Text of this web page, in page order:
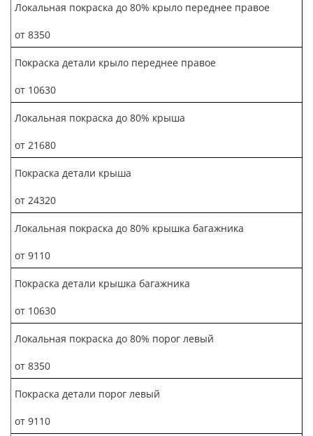
Локальная покраска до 80% крыло переднее правое
от 8350
Покраска детали крыло переднее правое
от 10630
Локальная покраска до 80% крыша
от 21680
Покраска детали крыша
от 24320
Локальная покраска до 80% крышка багажника
от 9110
Покраска детали крышка багажника
от 10630
Локальная покраска до 80% порог левый
от 8350
Покраска детали порог левый
от 9110